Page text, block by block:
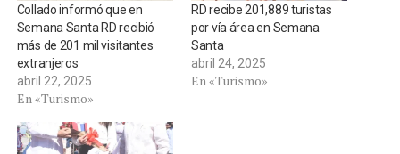
Collado informó que en
Semana Santa RD recibió
más de 201 mil visitantes
extranjeros
abril 22, 2025
En «Turismo»
RD recibe 201,889 turistas
por vía área en Semana
Santa
abril 24, 2025
En «Turismo»